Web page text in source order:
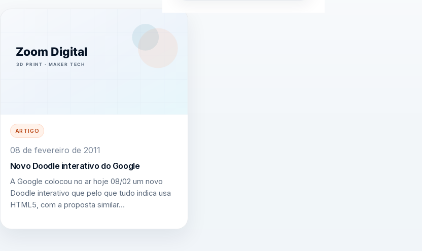
ARTIGO
08 de fevereiro de 2011
Novo Doodle interativo do Google
A Google colocou no ar hoje 08/02 um novo
Doodle interativo que pelo que tudo indica usa
HTML5, com a proposta similar…